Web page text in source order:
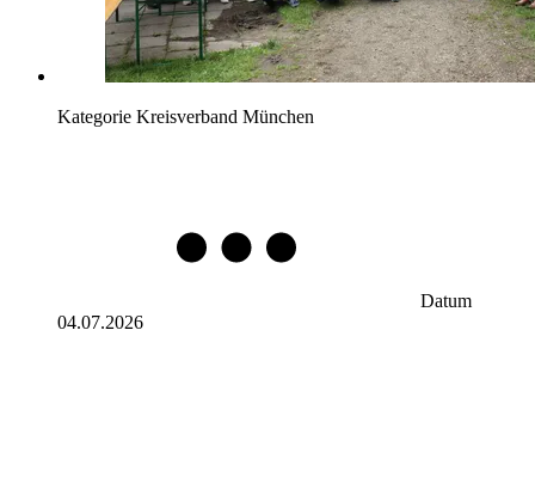
Kategorie Kreisverband München
Datum
04.07.2026